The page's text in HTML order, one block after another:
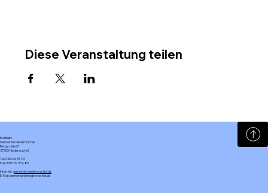
Diese Veranstaltung teilen
Kontakt
Gemeinde Niederorschel
Bergstraße 51
37355 Niederorschel
Tel: 036076 557-0
Fax: 036076 557-80
Internet:gemeinde-niederorschel.de
E-Mail: gemeinde@niederorschel.de